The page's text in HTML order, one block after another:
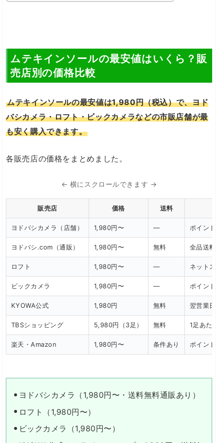
ムテキインソールの最安値はいくら？販
売店別の価格比較
ムテキインソールの最安値は1,980円（税込）で、ヨド
バシカメラ・ロフト・ビックカメラなどの市販店舗が最
も安く購入できます。
各販売店の価格をまとめました。
← 横にスクロールできます →
販売店 価格 送料
ヨドバシカメラ（店舗） 1,980円〜 — ポイント
ヨドバシ.com（通販） 1,980円〜 無料 全品送料
ロフト 1,980円〜 — ネットス
ビックカメラ 1,980円〜 — ポイント
KYOWA公式 1,980円 無料 翌営業日
TBSショッピング 5,980円（3足） 無料 1足あた
楽天・Amazon 1,980円〜 条件あり ポイント
ヨドバシカメラ（1,980円〜・送料無料通販あり）
ロフト（1,980円〜）
ビックカメラ（1,980円〜）